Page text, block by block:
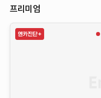
뉴
프리미엄